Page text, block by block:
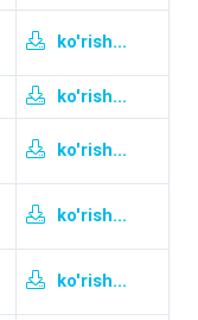
ko'rish...
ko'rish...
ko'rish...
ko'rish...
ko'rish...